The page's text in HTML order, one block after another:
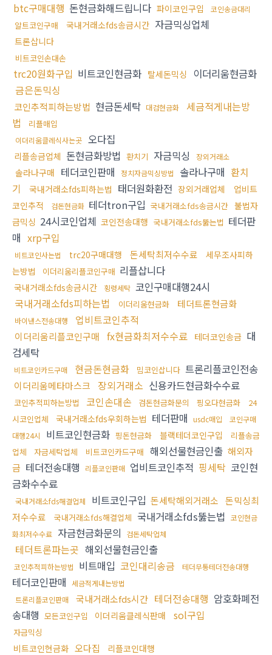
btc구매대행 돈현금화해드립니다 파이코인구입 코인송금대리
알트코인구매 국내거래소fds송금시간 자금믹싱업체
트론삽니다
비트코인손대손
trc20원화구입 비트코인현금화 탈세돈믹싱 이더리움현금화
금은돈믹싱
코인추적피하는방법 현금돈세탁 대검현금화
세금적게내는방
법
리플매입
이더리움클레식사는곳 오다집
리플송금업체 돈현금화방법 환치기 자금믹싱 장외거래소
솔라나구매 테더코인판매 정치자금믹싱방법 솔라나구매 환치
기
국내거래소fds피하는법 태더원화환전 장외거래업체
업비트
코인추적
검돈현금화 테더tron구입 국내거래소fds송금시간 불법자
금믹싱 24시코인업체 코인전송대행 국내거래소fds뚫는법 테더판
매 xrp구입
비트코인사는법 trc20구매대행 돈세탁최저수수료
세무조사피하
는방법
이더리움리플코인구매 리플삽니다
국내거래소fds송금시간 횡령세탁 코인구매대행24시
국내거래소fds피하는법
이더리움현금화 테더트론현금화
바이낸스전송대행 업비트코인추적
이더리움리플코인구매 fx현금화최저수수료 테더코인송금 대
검세탁
비트코인카드구매 현금돈현금화 밈코인삽니다 트론리플코인전송
이더리움메타마스크 장외거래소 신용카드현금화수수료
코인추적피하는방법 코인손대손 검돈현금화문의 핑오다현금화
24
시코인업체
국내거래소fds우회하는법 테더판매 usdc매입
코인구매
대행24시
비트코인현금화 핑돈현금화 블랙테더코인구입
리플송금
업체
자금세탁업체 비트코인카드구매 해외선물현금인출 해외자
금 테더전송대행 리플코인판매 업비트코인추적 핑세탁 코인현
금화수수료
국내거래소fds해결업체 비트코인구입 돈세탁해외거래소 돈믹싱최
저수수료
국내거래소fds해결업체 국내거래소fds뚫는법 코인현금
화최저수수료 자금현금화문의 검돈세탁업체
테더트론파는곳 해외선물현금인출
코인추적피하는방법 비트매입 코인대리송금 테더무통테더전송대행
테더코인판매 세금적게내는방법
트론리플코인판매
국내거래소fds시간 테더전송대행 암호화폐전
송대행 모든코인구입 이더리움클레식판매 sol구입
자금믹싱
비트코인현금화 오다집 리플코인대행